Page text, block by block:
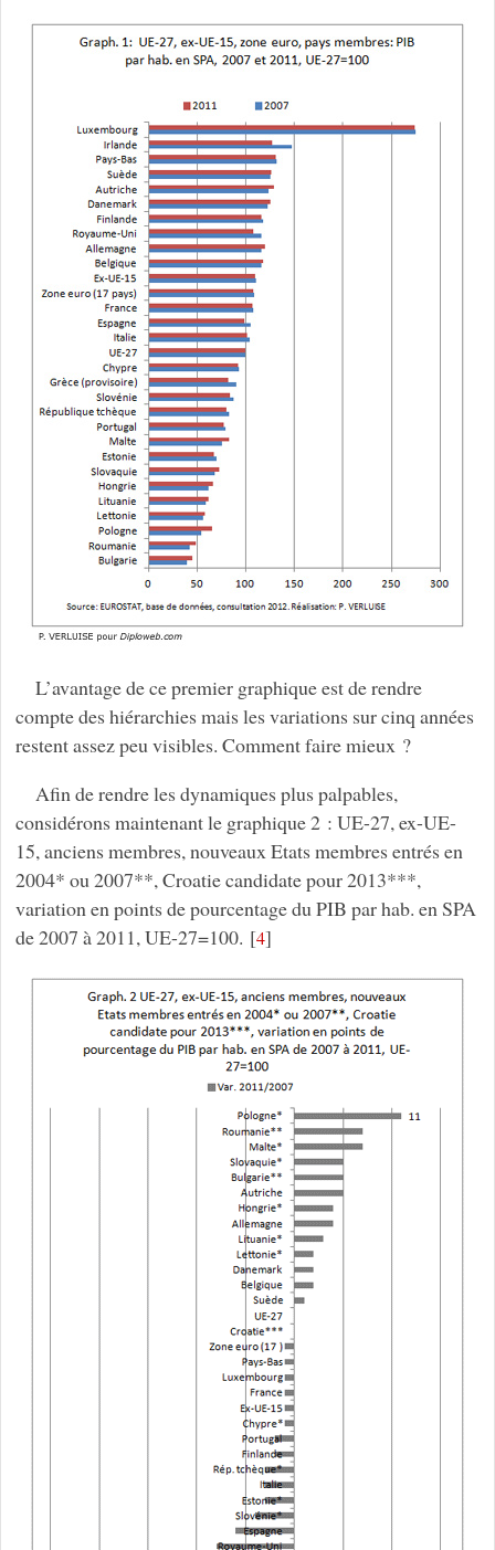
L’avantage de ce premier graphique est de rendre
compte des hiérarchies mais les variations sur cinq années
restent assez peu visibles. Comment faire mieux ?
Afin de rendre les dynamiques plus palpables,
considérons maintenant le graphique 2 : UE-27, ex-UE-
15, anciens membres, nouveaux Etats membres entrés en
2004* ou 2007**, Croatie candidate pour 2013***,
variation en points de pourcentage du PIB par hab. en SPA
de 2007 à 2011, UE-27=100. [4]